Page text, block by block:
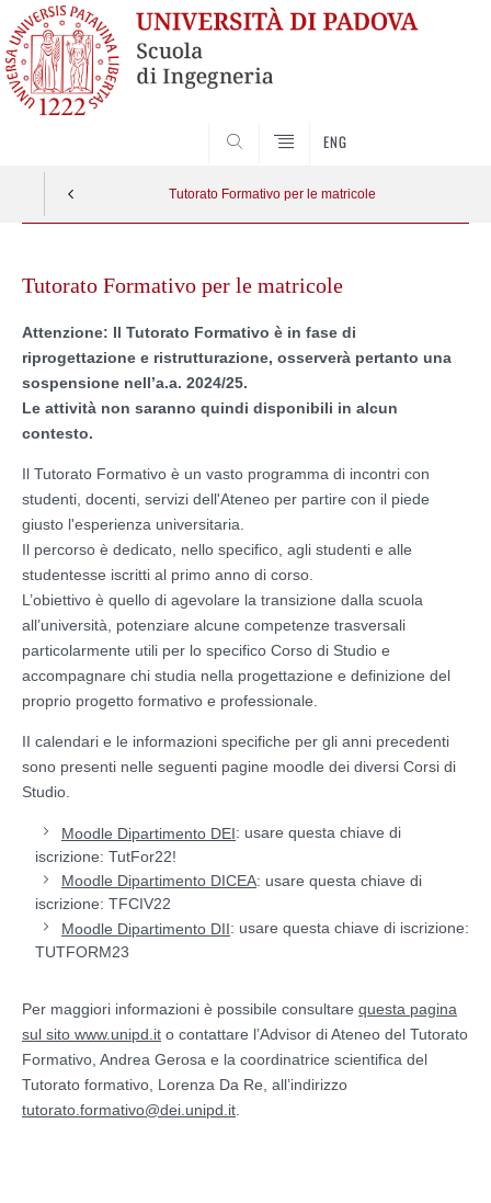
ENG
Tutorato Formativo per le matricole
contentTutorato Formativo per le matricole
Attenzione: Il Tutorato Formativo è in fase di
riprogettazione e ristrutturazione, osserverà pertanto una
sospensione nell’a.a. 2024/25.
Le attività non saranno quindi disponibili in alcun
contesto.
Il Tutorato Formativo è un vasto programma di incontri con
studenti, docenti, servizi dell'Ateneo per partire con il piede
giusto l'esperienza universitaria.
Il percorso è dedicato, nello specifico, agli studenti e alle
studentesse iscritti al primo anno di corso.
L’obiettivo è quello di agevolare la transizione dalla scuola
all’università, potenziare alcune competenze trasversali
particolarmente utili per lo specifico Corso di Studio e
accompagnare chi studia nella progettazione e definizione del
proprio progetto formativo e professionale.
II calendari e le informazioni specifiche per gli anni precedenti
sono presenti nelle seguenti pagine moodle dei diversi Corsi di
Studio.
Moodle Dipartimento DEI: usare questa chiave di
iscrizione: TutFor22!
Moodle Dipartimento DICEA: usare questa chiave di
iscrizione: TFCIV22
Moodle Dipartimento DII: usare questa chiave di iscrizione:
TUTFORM23
Per maggiori informazioni è possibile consultare questa pagina
sul sito www.unipd.it o contattare l’Advisor di Ateneo del Tutorato
Formativo, Andrea Gerosa e la coordinatrice scientifica del
Tutorato formativo, Lorenza Da Re, all’indirizzo
tutorato.formativo@dei.unipd.it